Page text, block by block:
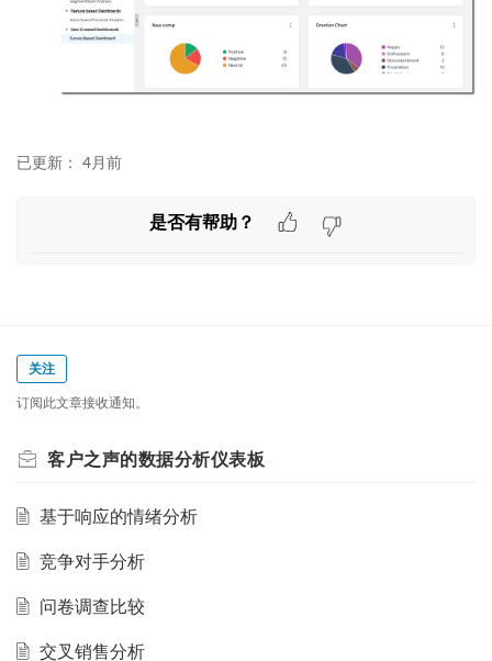
已更新： 4月前
是否有帮助？
关注
订阅此文章接收通知。
客户之声的数据分析仪表板
基于响应的情绪分析
竞争对手分析
问卷调查比较
交叉销售分析